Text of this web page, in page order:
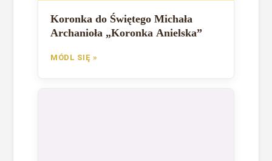
Koronka do Świętego Michała
Archanioła „Koronka Anielska”
MÓDL SIĘ »